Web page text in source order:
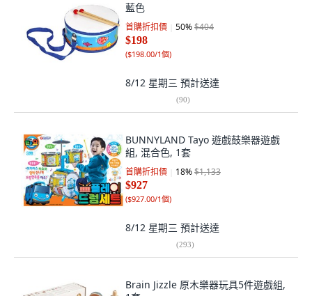
藍色
首購折扣價 50%$404
$198
($198.00/1個)
8/12 星期三 預計送達
(90)
BUNNYLAND Tayo 遊戲鼓樂器遊戲
組, 混合色, 1套
首購折扣價 18%$1,133
$927
($927.00/1個)
8/12 星期三 預計送達
(293)
Brain Jizzle 原木樂器玩具5件遊戲組,